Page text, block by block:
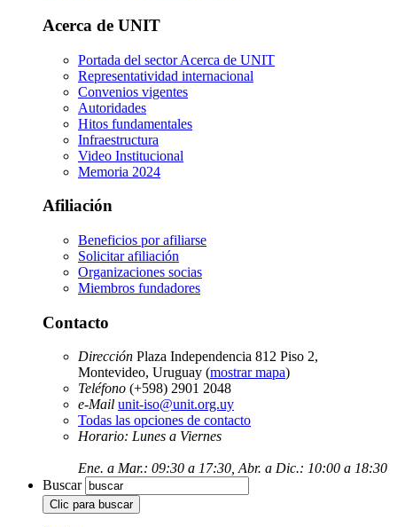
Acerca de UNIT
Portada del sectorAcerca de UNIT
Representatividad internacional
Convenios vigentes
Autoridades
Hitos fundamentales
Infraestructura
Video Institucional
Memoria 2024
Afiliación
Beneficios por afiliarse
Solicitar afiliación
Organizaciones socias
Miembros fundadores
Contacto
Dirección Plaza Independencia 812 Piso 2,
Montevideo, Uruguay (mostrar mapa)
Teléfono (+598) 2901 2048
e-Mail unit-iso@unit.org.uy
Todas las opciones de contacto
Horario: Lunes a Viernes
Ene. a Mar.: 09:30 a 17:30, Abr. a Dic.: 10:00 a 18:30
Buscar